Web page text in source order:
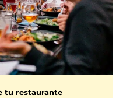
tu restaurante